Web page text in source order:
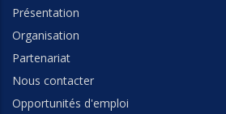
Présentation
Organisation
Partenariat
Nous contacter
Opportunités d'emploi